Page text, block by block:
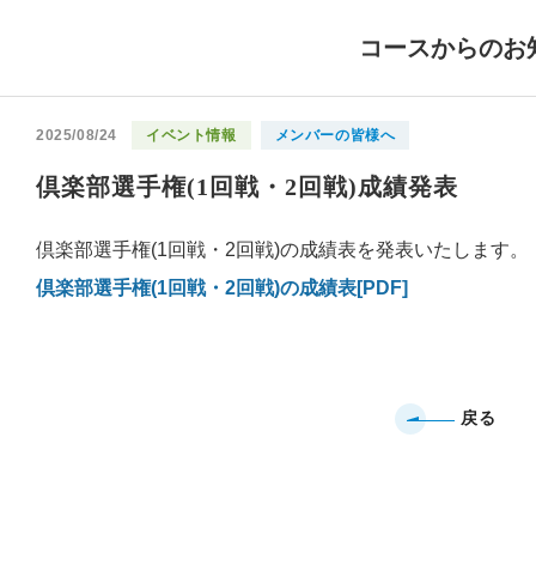
コースからのお
2025/08/24 イベント情報 メンバーの皆様へ
倶楽部選手権(1回戦・2回戦)成績発表
倶楽部選手権(1回戦・2回戦)の成績表を発表いたします。
倶楽部選手権(1回戦・2回戦)の成績表[PDF]
戻る